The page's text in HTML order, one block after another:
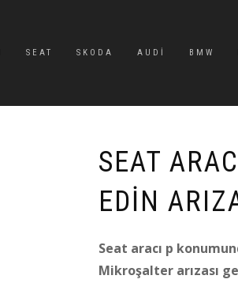
SEAT SKODA AUDI BMW
SEAT
EDIN
Seat aracı p
Mikroşalter arızası